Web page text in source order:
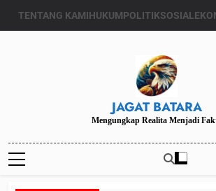
TENTANG KAMIHUKUMPOLITIKSOSIAL
JAGAT BATARA
Mengungkap Realita Menjadi